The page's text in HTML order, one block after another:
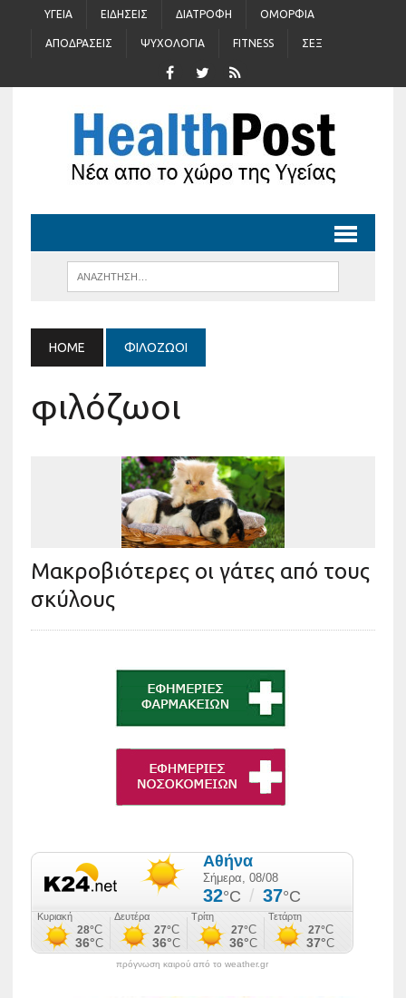
ΥΓΕΊΑ ΕΙΔΉΣΕΙΣ ΔΙΑΤΡΟΦΉ ΟΜΟΡΦΙΆ
ΑΠΟΔΡΆΣΕΙΣ ΨΥΧΟΛΟΓΊΑ FITNESS ΣΈΞ
HOME ΦΙΛΌΖΩΟΙ
φιλόζωοι
Μακροβιότερες οι γάτες από τους
σκύλους
πρόγνωση καιρού από το weather.gr